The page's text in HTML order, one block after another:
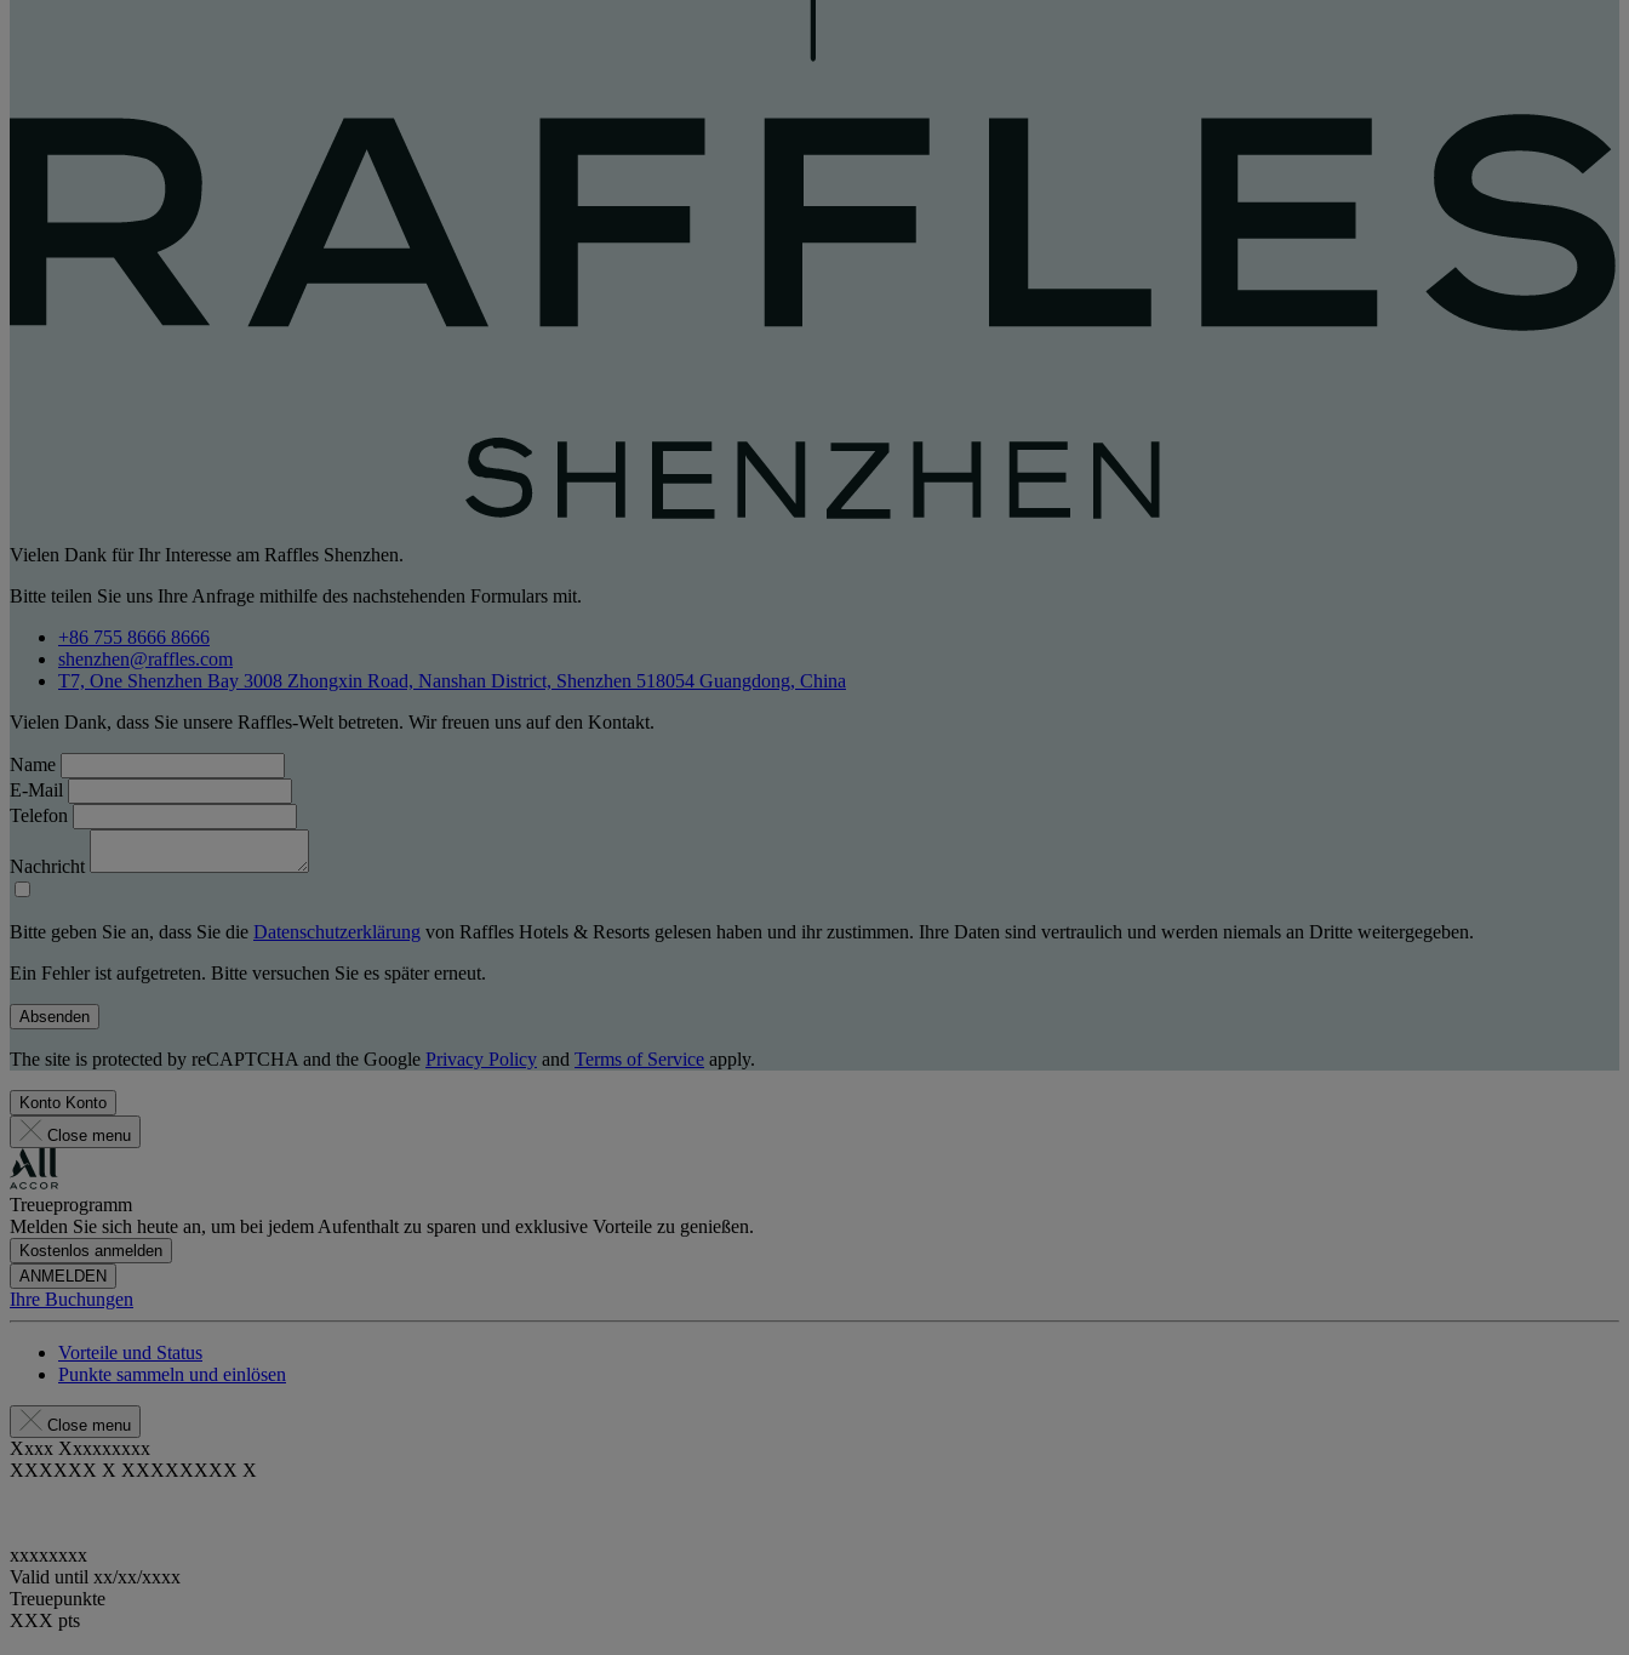
Vielen Dank für Ihr Interesse am Raffles Shenzhen.
Bitte teilen Sie uns Ihre Anfrage mithilfe des nachstehenden Formulars mit.
+86 755 8666 8666
shenzhen@raffles.com
T7, One Shenzhen Bay 3008 Zhongxin Road, Nanshan District, Shenzhen 518054 Guangdong, China
Vielen Dank, dass Sie unsere Raffles-Welt betreten. Wir freuen uns auf den Kontakt.
Name
E-Mail
Telefon
Nachricht
Bitte geben Sie an, dass Sie die Datenschutzerklärung von Raffles Hotels & Resorts gelesen haben und ihr zustimmen. Ihre Daten sind vertraulich und werden niemals an Dritte weitergegeben.
Ein Fehler ist aufgetreten. Bitte versuchen Sie es später erneut.
Absenden
The site is protected by reCAPTCHA and the Google Privacy Policy and Terms of Service apply.
Konto Konto
Close menu
Treueprogramm
Melden Sie sich heute an, um bei jedem Aufenthalt zu sparen und exklusive Vorteile zu genießen.
Kostenlos anmelden
ANMELDEN
Ihre Buchungen
Vorteile und Status
Punkte sammeln und einlösen
Close menu
Xxxx Xxxxxxxxx
XXXXXX X XXXXXXXX X
xxxxxxxx
Valid until xx/xx/xxxx
Treuepunkte
XXX pts